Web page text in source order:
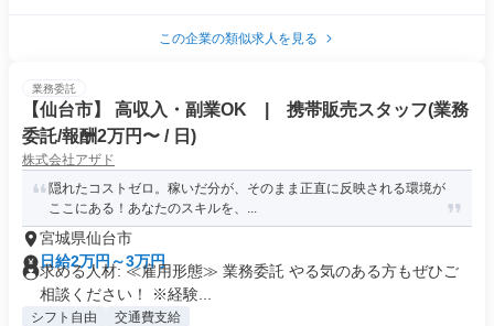
この企業の類似求人を見る
業務委託
【仙台市】 高収入・副業OK | 携帯販売スタッフ(業務
委託/報酬2万円〜 / 日)
株式会社アザド
隠れたコストゼロ。稼いだ分が、そのまま正直に反映される環境が
ここにある！あなたのスキルを、...
宮城県仙台市
日給2万円～3万円
求める人材: ≪雇用形態≫ 業務委託 やる気のある方もぜひご
相談ください！ ※経験...
シフト自由 交通費支給